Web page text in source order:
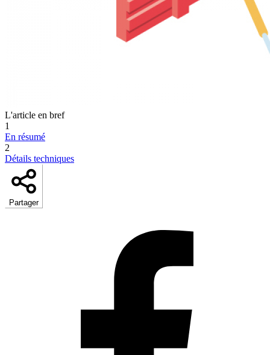
L'article en bref
1
En résumé
2
Détails techniques
Partager